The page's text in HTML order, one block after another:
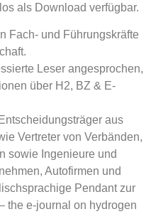
als Download verfügbar.
Fach- und Führungskräfte
Leser angesprochen,
über H2, BZ & E-
aus
Vertreter von Verbänden,
sowie Ingenieure und
Autofirmen und
Pendant zur
the e-journal on hydrogen